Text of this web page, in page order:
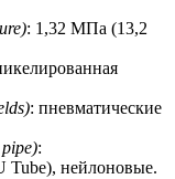
: 1,32 МПа (13,2
: пневматические
:
Tube), нейлоновые.